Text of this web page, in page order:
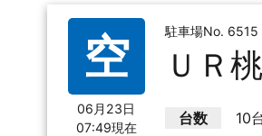
空
06月23日
07:49現在
駐車場No. 6515
ＵＲ
台数 10